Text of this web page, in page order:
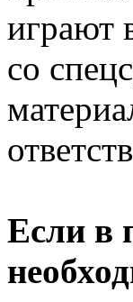
играют
со
Если в